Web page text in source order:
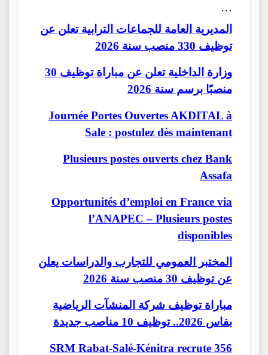
…
المديرية العامة للجماعات الترابية تعلن عن
توظيف 330 منصب سنة 2026
وزارة الداخلية تعلن عن مباراة توظيف 30
منصبًا برسم سنة 2026
Journée Portes Ouvertes AKDITAL à
Sale : postulez dès maintenant
Plusieurs postes ouverts chez Bank
Assafa
Opportunités d’emploi en France via
l’ANAPEC – Plusieurs postes
disponibles
المختبر العمومي للتجارب والدراسات يعلن
عن توظيف 30 منصب سنة 2026
مباراة توظيف شركة المنشآت الرياضية
بفاس 2026.. توظيف 10 مناصب جديدة
SRM Rabat-Salé-Kénitra recrute 356